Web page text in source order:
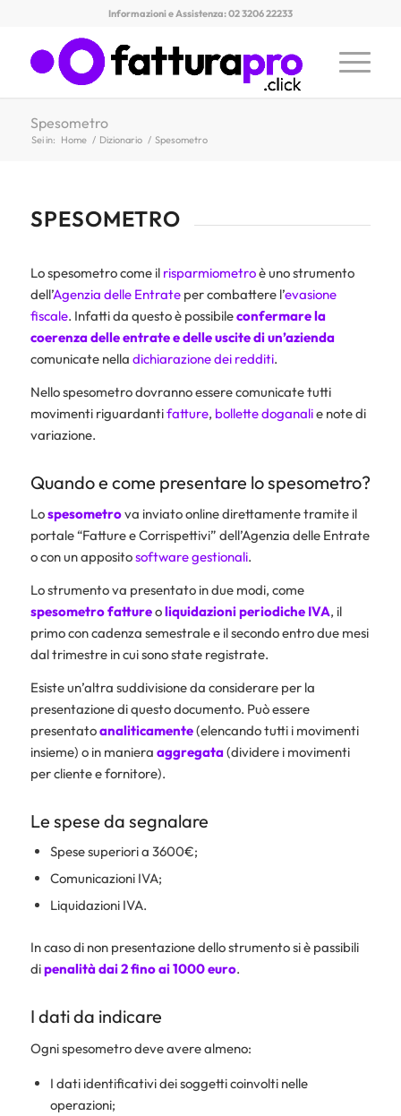
Informazioni e Assistenza: 02 3206 22233
Spesometro
Sei in: Home / Dizionario / Spesometro
SPESOMETRO
Lo spesometro come il risparmiometroè uno strumento
dell’Agenzia delle Entrateper combattere l’evasione
fiscale. Infatti da questo è possibileconfermare la
coerenza delle entrate e delle uscite di un’azienda
comunicate nella dichiarazione dei redditi.
Nello spesometro dovranno essere comunicate tutti
movimenti riguardantifatture, bollette doganalie note di
variazione.
Quando e come presentare lo spesometro?
Lospesometrova inviato online direttamente tramite il
portale “Fatture e Corrispettivi” dell’Agenzia delle Entrate
o con un appositosoftware gestionali.
Lo strumento va presentato in due modi, come
spesometro fattureoliquidazioni periodiche IVA, il
primo con cadenza semestrale e il secondo entro due mesi
dal trimestre in cui sono state registrate.
Esiste un’altra suddivisione da considerare per la
presentazione di questo documento. Può essere
presentatoanaliticamente(elencando tutti i movimenti
insieme) o in maniera aggregata(dividere i movimenti
per cliente e fornitore).
Le spese da segnalare
Spese superiori a 3600€;
Comunicazioni IVA;
Liquidazioni IVA.
In caso di non presentazione dello strumento si è passibili
dipenalità dai 2 fino ai 1000 euro.
I dati da indicare
Ogni spesometro deve avere almeno:
I dati identificativi dei soggetti coinvolti nelle
operazioni;